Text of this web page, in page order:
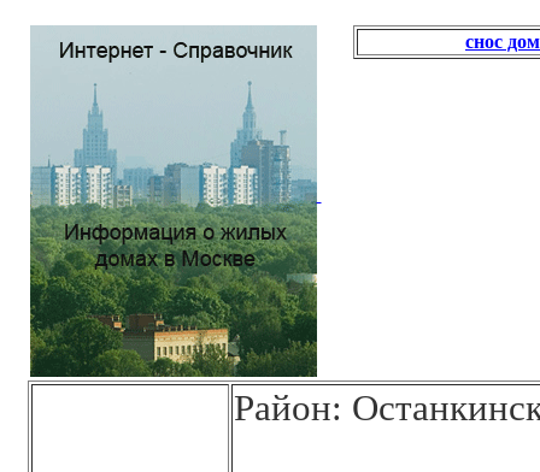
снос
Район: